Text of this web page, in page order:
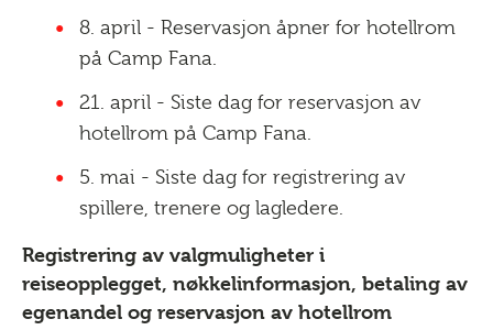
8. april - Reservasjon åpner for hotellrom
på Camp Fana.
21. april - Siste dag for reservasjon av
hotellrom på Camp Fana.
5. mai - Siste dag for registrering av
spillere, trenere og lagledere.
Registrering av valgmuligheter i
reiseopplegget, nøkkelinformasjon, betaling av
egenandel og reservasjon av hotellrom